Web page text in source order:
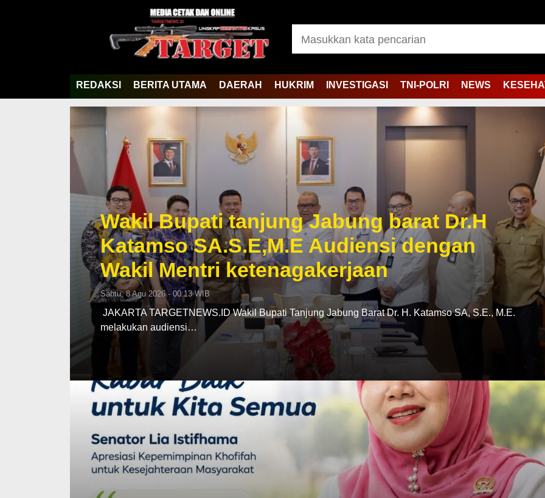
REDAKSI BERITA UTAMA DAERAH HUKRIM INVESTIGASI TNI-POLRI NEWS
Wakil Bupati tanjung Jabung barat Dr.H
Katamso SA.S.E,M.E Audiensi dengan
Wakil Mentri ketenagakerjaan
Sabtu, 8 Agu 2026 - 00:13 WIB
‎ ‎JAKARTA TARGETNEWS.ID Wakil Bupati Tanjung Jabung Barat Dr. H. Katamso SA, S.E., M.E.
melakukan audiensi…